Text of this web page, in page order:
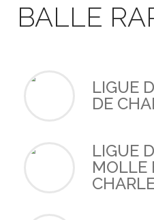
BALLE
LIGUE
DE
LIGUE
MOLLE